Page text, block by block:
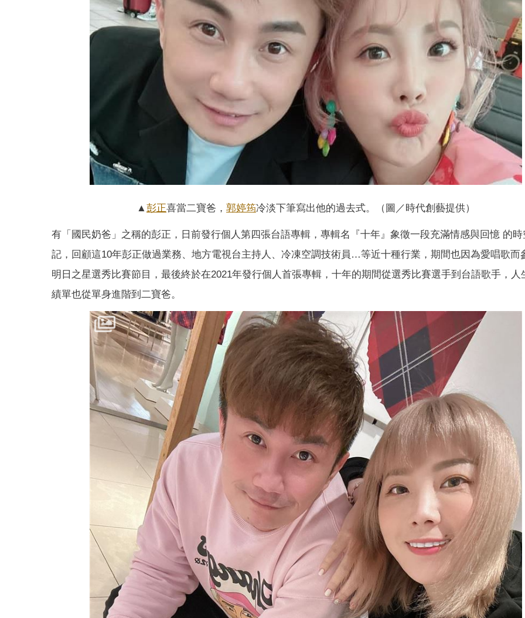
▲彭正喜當二寶爸， 郭婷筠冷淡下筆寫出他的過去式。（圖／時代創藝提供）
有「國民奶爸」之稱的彭正，日前發行個人第四張台語專輯，專輯名『十年』象徵一段充滿情感與回憶 的時
記，回顧這10年彭正做過業務、地方電視台主持人、冷凍空調技術員…等近十種行業，期間也因為愛唱歌而
明日之星選秀比賽節目，最後終於在2021年發行個人首張專輯，十年的期間從選秀比賽選手到台語歌手，人
績單也從單身進階到二寶爸。